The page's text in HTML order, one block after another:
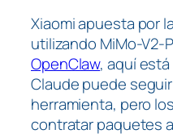
Xiaomi apuesta por
utilizando MiMo-V2-
OpenClaw, aquí
Claude puede
herramienta, pero
contratar paquetes